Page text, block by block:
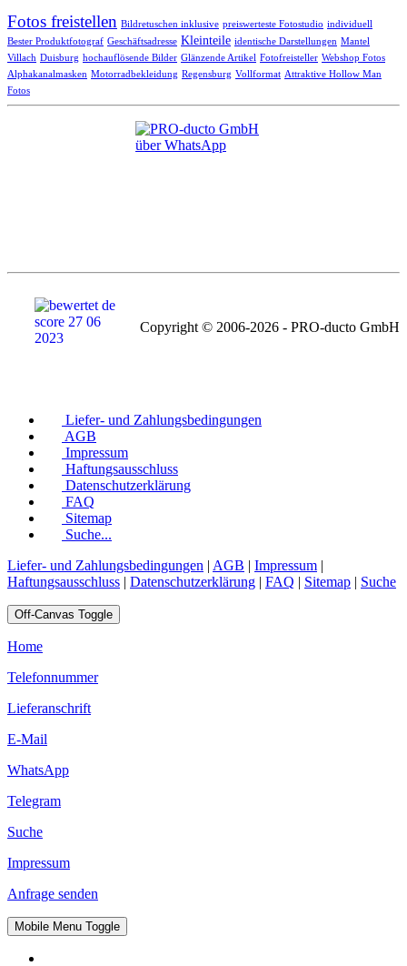
Fotos freistellen Bildretuschen inklusive preiswerteste Fotostudio individuell
Bester Produktfotograf Geschäftsadresse Kleinteile identische Darstellungen Mantel
Villach Duisburg hochauflösende Bilder Glänzende Artikel Fotofreisteller Webshop Fotos
Alphakanalmasken Motorradbekleidung Regensburg Vollformat Attraktive Hollow Man
Fotos
Copyright © 2006-2026 - PRO-ducto GmbH
Liefer- und Zahlungsbedingungen
AGB
Impressum
Haftungsausschluss
Datenschutzerklärung
FAQ
Sitemap
Suche...
Liefer- und Zahlungsbedingungen | AGB | Impressum |
Haftungsausschluss | Datenschutzerklärung | FAQ | Sitemap | Suche
Off-Canvas Toggle
Home
Telefonnummer
Lieferanschrift
E-Mail
WhatsApp
Telegram
Suche
Impressum
Anfrage senden
Mobile Menu Toggle